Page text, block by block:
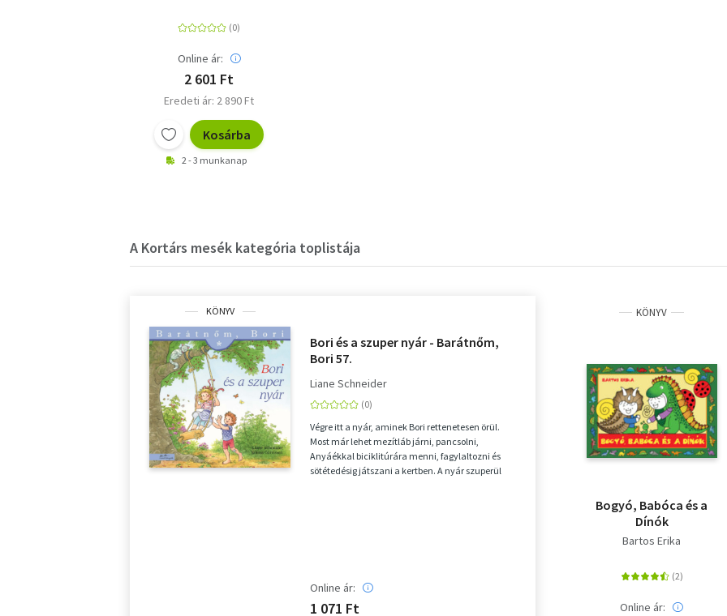
Online ár:
2 601 Ft
Eredeti ár: 2 890 Ft
Kosárba
2 - 3 munkanap
A Kortárs mesék kategória toplistája
KÖNYV
Bori és a szuper nyár - Barátnőm,
Bori 57.
Liane Schneider
Végre itt a nyár, aminek Bori rettenetesen örül.
Most már lehet mezítláb járni, pancsolni,
Anyáékkal biciklitúrára menni, fagylaltozni és
sötétedésig játszani a kertben. A nyár szuperül
Online ár:
1 071 Ft
KÖNYV
Bogyó, Babóca és a
Dínók
Bartos Erika
Online ár: